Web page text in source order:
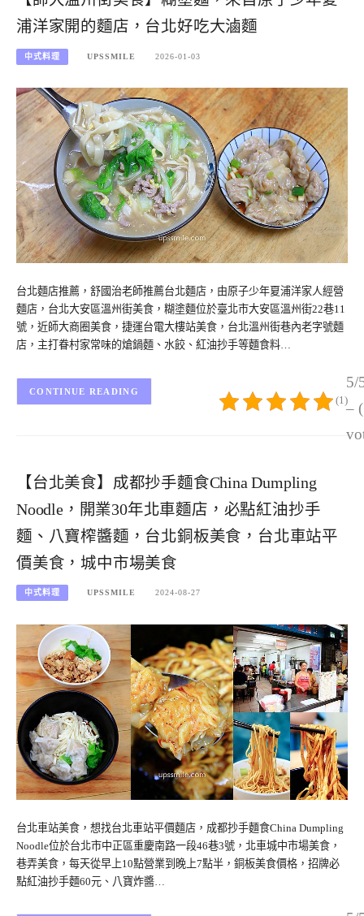
浦洋家開的麵店，台北好吃大滷麵
中式料理 UPSSMILE 2026-01-03
台北麵店推薦，舒國治老師推薦台北麵店，由原子少年夏浦洋家人經營
麵店，台北大安區溫州街美食，糊塗麵位於臺北市大安區溫州街22巷11
號，近師大商圈美食，捷運台電大樓站美食，台北溫州街巷內老字號麵
店，主打眷村家常味的熗鍋麵、水餃、紅油抄手等麵食料…
5/
–
(1)
CONTINUE READING
【台北美食】成都抄手麵食China Dumpling
Noodle，開業30年北車麵店，必點紅油抄手
麵、八寶榨醬麵，台北銅板美食，台北車站平
價美食，城中市場美食
中式料理 UPSSMILE 2024-08-27
台北車站美食，想找台北車站平價麵店，成都抄手麵食China Dumpling
Noodle位於台北市中正區重慶南路一段46巷3號，北車城中市場美食，
巷弄美食，每天從早上10點營業到晚上7點半，銅板美食價格，招牌必
點紅油抄手麵60元、八寶炸醬…